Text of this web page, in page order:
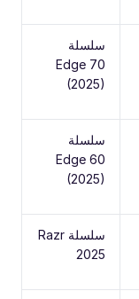
سلسلة
Edge 70
(2025)
سلسلة
Edge 60
(2025)
سلسلة Razr
2025